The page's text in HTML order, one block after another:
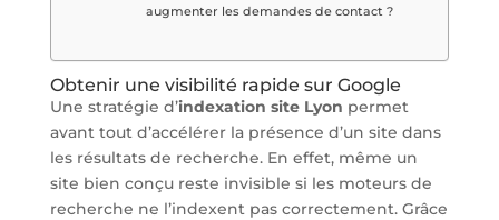
augmenter les demandes de contact ?
Obtenir une visibilité rapide sur Google
Une stratégie d’indexation site Lyon permet
avant tout d’accélérer la présence d’un site dans
les résultats de recherche. En effet, même un
site bien conçu reste invisible si les moteurs de
recherche ne l’indexent pas correctement. Grâce